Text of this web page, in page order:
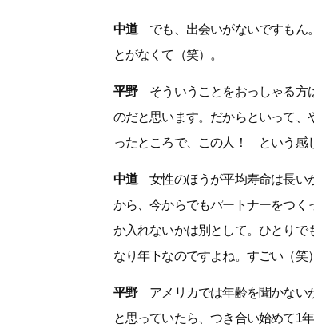
中道でも、出会いがないですもん
とがなくて（笑）。
平野そういうことをおっしゃる方
のだと思います。だからといって
ったところで、この人！ という感
中道女性のほうが平均寿命は長い
から、今からでもパートナーをつ
か入れないかは別として。ひとり
なり年下なのですよね。すごい（笑
平野アメリカでは年齢を聞かない
と思っていたら、つき合い始めて1